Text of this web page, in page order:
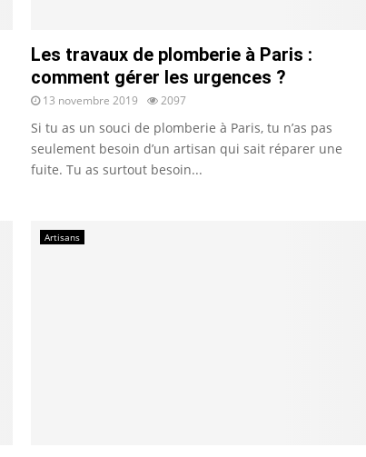
Les travaux de plomberie à Paris :
comment gérer les urgences ?
13 novembre 2019 2097
Si tu as un souci de plomberie à Paris, tu n’as pas
seulement besoin d’un artisan qui sait réparer une
fuite. Tu as surtout besoin...
Artisans